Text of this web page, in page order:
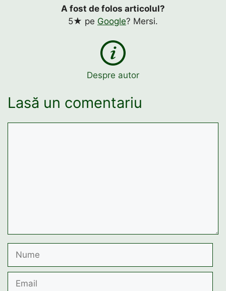
A fost de folos articolul?
5★ pe Google? Mersi.
Despre autor
Lasă un comentariu
Nume
Email